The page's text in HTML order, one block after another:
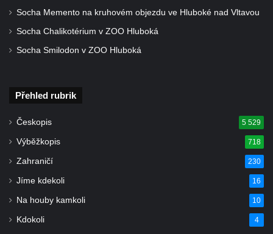
Socha Memento na kruhovém objezdu ve Hluboké nad Vltavou
Socha Chalikotérium v ZOO Hluboká
Socha Smilodon v ZOO Hluboká
Přehled rubrik
Českopis 5 529
Výběžkopis 718
Zahraničí 230
Jíme kdekoli 16
Na houby kamkoli 10
Kdokoli 4